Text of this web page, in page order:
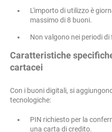
L'importo di utilizzo è
massimo di 8 buoni.
Non valgono nei periodi di
Caratteristiche
cartacei
Con i buoni digitali, si
tecnologiche:
PIN richiesto per la
una carta di credito.